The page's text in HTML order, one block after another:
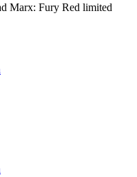
Marx: Fury Red limited